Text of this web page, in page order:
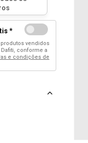
*
vendidos
conforme a
e condições de